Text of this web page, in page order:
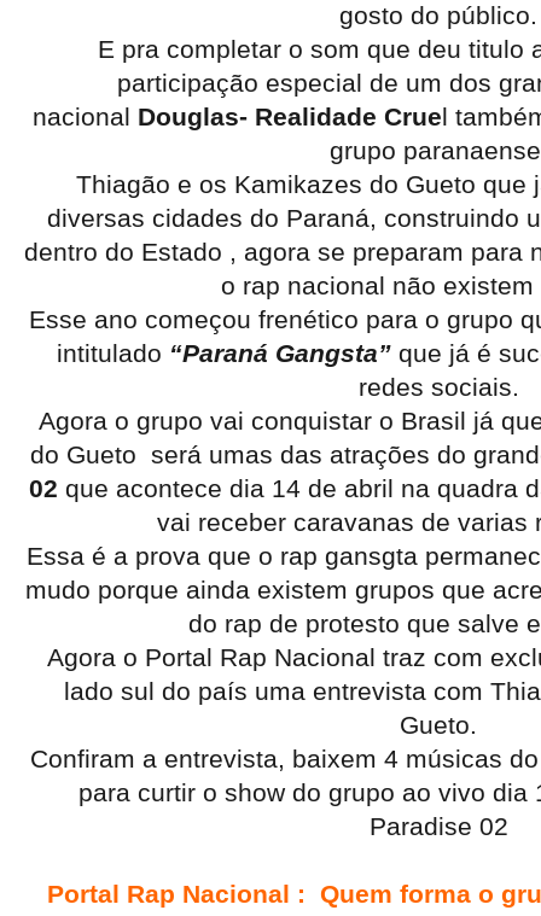
gosto do público.
E pra completar o som que deu titulo
participação especial de um dos
nacional Douglas- Realidade Cruel
grupo
Thiagão e os Kamikazes do Gueto que
diversas cidades do Paraná, construindo
dentro do Estado , agora se preparam para
o rap nacional não existem
Esse ano começou frenético para o grupo
intitulado “Paraná Gangsta” que já é
redes sociais.
Agora o grupo vai conquistar o Brasil já
do Gueto será umas das atrações do
02 que acontece dia 14 de abril na quadra
vai receber caravanas de varias
Essa é a prova que o rap gansgta
mudo porque ainda existem grupos que
do rap de protesto que salve
Agora o Portal Rap Nacional traz com
lado sul do país uma entrevista com
Gueto.
Confiram a entrevista, baixem 4 músicas
para curtir o show do grupo ao vivo dia
Paradise 02
Portal Rap Nacional : Quem forma o